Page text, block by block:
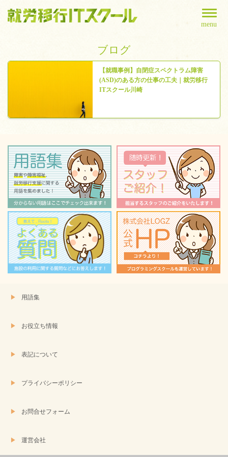
menu
ブログ
【就職事例】自閉症スペクトラム障害
(ASD)のある方の仕事の工夫｜就労移行
ITスクール川崎
用語集
お役立ち情報
表記について
プライバシーポリシー
お問合せフォーム
運営会社